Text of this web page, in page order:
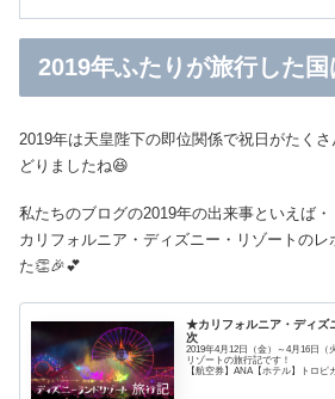
2019年ふたりが旅行した国
2019年は天皇陛下の即位関係で祝日がたく
どりましたね😆
私たちのブログの2019年の出来事といえば・
カリフォルニア・ディズニー・リゾートのレ
た👏🎉💕
★カリフォルニア・ディズ
次
2019年4月12日（金）～4月16日
リゾートの旅行記です！
【航空券】ANA【ホテル】トロ